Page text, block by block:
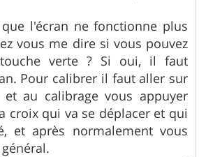
l'écran ne fonctionne plus
vous me dire si vous pouvez
verte ? Si oui, il faut
Pour calibrer il faut aller sur
au calibrage vous appuyer
croix qui va se déplacer et qui
et après normalement vous